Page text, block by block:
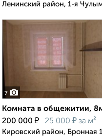
Ленинский район, 1-я
7
Комната в общежитии,
200 000 ₽ 25 000 ₽ за м²
Кировский район, Бронная